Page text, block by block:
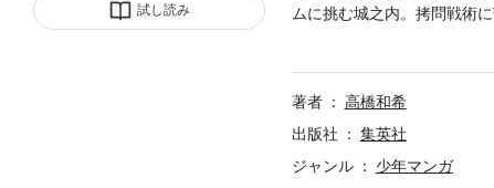
試し読み
ムに挑む城之内。拷問戦術
に見えた時、遂にマリクが
著者
高橋和希
出版社
集英社
ジャンル
少年マンガ